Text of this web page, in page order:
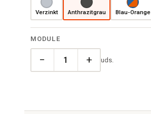
Verzinkt Anthrazitgrau Blau-Orange
MODULE
− + uds.